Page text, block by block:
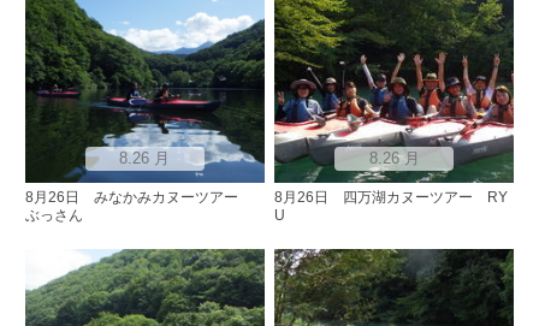
8.26 月
8月26日 みなかみカヌーツアー
ぶっさん
8.26 月
8月26日 四万湖カヌーツアー RY
U